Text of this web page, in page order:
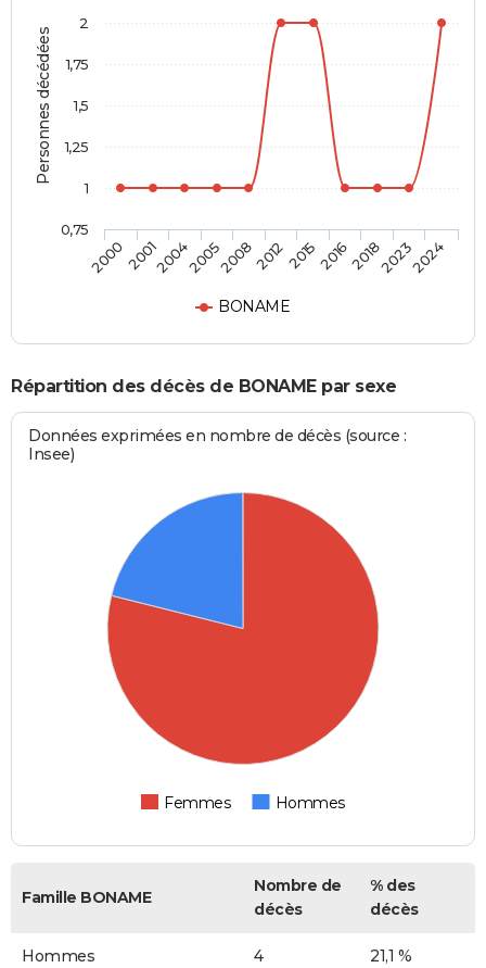
Personnes décédées
BONAME
20002001200420052008201220152016201820232024
0,75
1
1,25
1,5
1,75
2
Répartition des décès de BONAME par sexe
Données exprimées en nombre de décès (source :
Insee)
Femmes Hommes
Famille BONAME
Nombre de
décès
% des
décès
Hommes 4 21,1 %